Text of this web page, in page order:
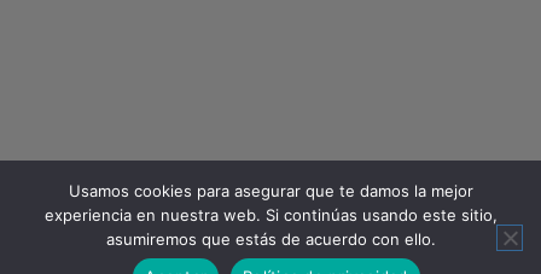
Usamos cookies para asegurar que te damos la mejor
experiencia en nuestra web. Si continúas usando este sitio,
asumiremos que estás de acuerdo con ello.